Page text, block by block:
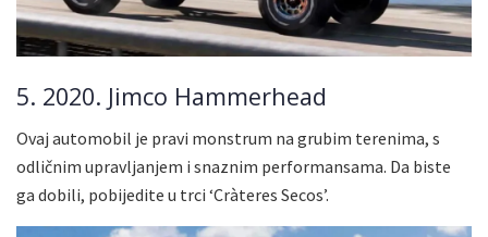
5. 2020. Jimco Hammerhead
Ovaj automobil je pravi monstrum na grubim terenima, s
odličnim upravljanjem i snaznim performansama. Da biste
ga dobili, pobijedite u trci ‘Cràteres Secos’.